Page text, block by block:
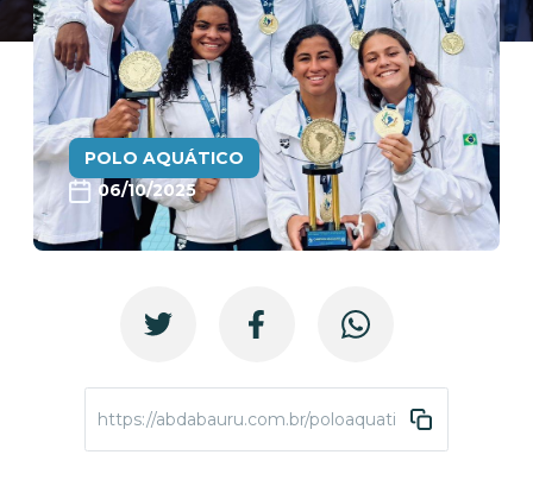
POLO AQUÁTICO
06/10/2025
https://abdabauru.com.br/poloaquatico-sula-juvenil-